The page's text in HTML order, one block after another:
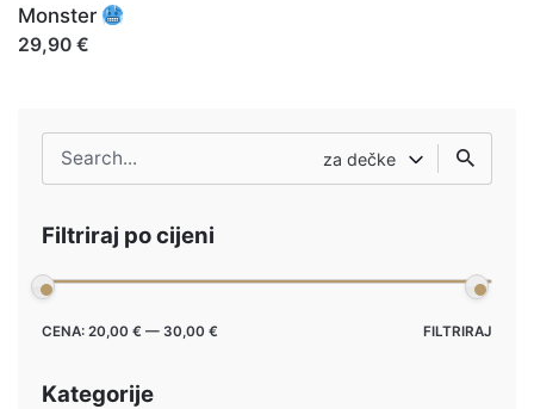
Search
for
za dečke
Filtriraj po cijeni
Min
Max
FILTRIRAJ
CENA: 20,00 € — 30,00 €
Kategorije
Monster
29,90 €